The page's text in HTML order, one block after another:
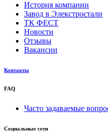
История компании
Завод в Элекстростали
ТК ФЕСТ
Новости
Отзывы
Вакансии
Контакты
FAQ
Часто задаваемые
Социальные сети